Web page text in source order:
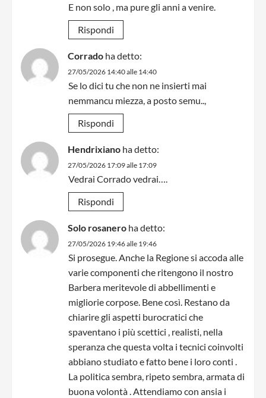
E non solo , ma pure gli anni a venire.
Rispondi
Corrado ha detto:
27/05/2026 14:40 alle 14:40
Se lo dici tu che non ne insierti mai
nemmancu miezza, a posto semu..,
Rispondi
Hendrixiano ha detto:
27/05/2026 17:09 alle 17:09
Vedrai Corrado vedrai….
Rispondi
Solo rosanero ha detto:
27/05/2026 19:46 alle 19:46
Si prosegue. Anche la Regione si accoda alle
varie componenti che ritengono il nostro
Barbera meritevole di abbellimenti e
migliorie corpose. Bene così. Restano da
chiarire gli aspetti burocratici che
spaventano i più scettici , realisti, nella
speranza che questa volta i tecnici coinvolti
abbiano studiato e fatto bene i loro conti .
La politica sembra, ripeto sembra, armata di
buona volontà . Attendiamo con ansia i